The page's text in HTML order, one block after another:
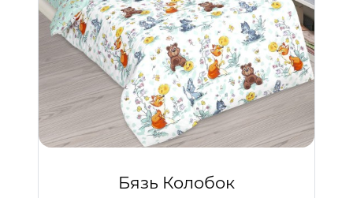
Бязь Колобок